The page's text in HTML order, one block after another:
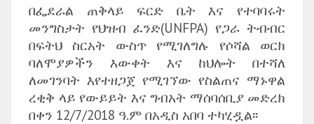
በፌደራል ጠቅላይ ፍርድ ቤት እና የተባባሩት
መንግስታት የህዝብ ፈንድ(UNFPA) የጋራ ትብብር
በፍትህ ስርአት ውስጥ የሚገለግሉ የሶሻል ወርክ
ባለሞያዎችን እውቀት እና ከህሎት በተሻለ
ለመገንባት እየተዘጋጀ የሚገኘው የስልጠና ማኑዋል
ረቂቅ ላይ የውይይት እና ግብአት ማሰባሰቢያ መድረክ
በቀን 12/7/2018 ዓ.ም በአዲስ አበባ ተካሂዷል፡፡